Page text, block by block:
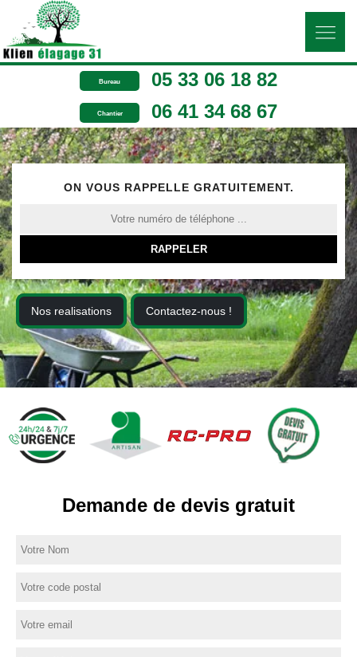
Bureau 05 33 06 18 82
Chantier 06 41 34 68 67
ON VOUS RAPPELLE GRATUITEMENT.
Nos realisations Contactez-nous !
Demande de devis gratuit